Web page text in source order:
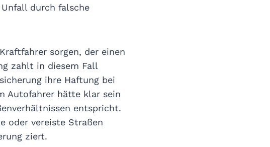
durch falsche
sorgen, der einen
zahlt in diesem Fall
ihre Haftung bei
Autofahrer hätte klar sein
entspricht.
oder vereiste Straßen
ziert.